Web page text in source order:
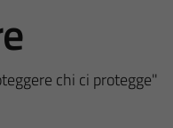
chi ci protegge"